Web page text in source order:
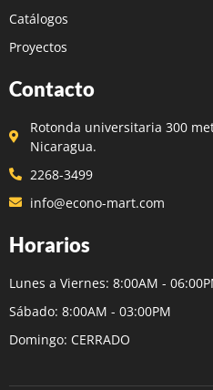
Catálogos
Proyectos
Contacto
Rotonda universitaria 300
Nicaragua.
2268-3499
info@econo-mart.com
Horarios
Lunes a Viernes: 8:00AM -
Sábado: 8:00AM - 03:00PM
Domingo: CERRADO